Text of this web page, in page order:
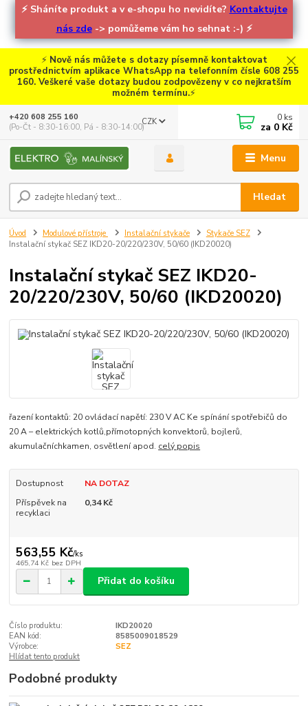
⚡ Sháníte produkt a v e-shopu ho nevidíte? Kontaktujte
nás zde-> pomůžeme vám ho sehnat :-) ⚡
⚡ Nově nás můžete s dotazy písemně kontaktovat
prostřednictvím aplikace WhatsApp na telefonním čísle 608 255
160. Veškeré vaše dotazy budou zodpovězeny v co nejkratším
možném termínu.⚡
Menu
CZK
Hledat
+420 608 255 160
(Po-Čt - 8:30-16:00, Pá - 8:30-14:00)
0 ks
za 0 Kč
Úvod Modulové přístroje Instalační stykače
Stykače SEZ
Instalační stykač SEZ IKD20-20/220/230V, 50/60 (IKD20020)
Instalační stykač SEZ IKD20-
20/220/230V, 50/60 (IKD20020)
řazení kontaktů: 20 ovládací napětí: 230 V AC Ke spínání spotřebičů do
20 A – elektrických kotlů,přímotopných konvektorů, bojlerů,
akumulačníchkamen, osvětlení apod. celý popis
Dostupnost
NA DOTAZ
Příspěvek na
recyklaci
0,34 Kč
563,55 Kč/ks
465,74 Kč bez DPH
Přidat do košíku
Číslo produktu:
IKD20020
EAN kód:
8585009018529
Výrobce:
SEZ
Hlídat tento produkt
Podobné produkty